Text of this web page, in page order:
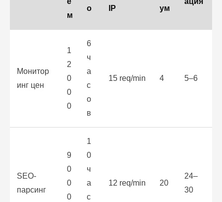
м
о IP ум
Монитор
инг цен
1
2
0
0
0
6
ч
а
с
о
в
15 req/min 4 5–6
SEO-
парсинг
9
0
0
0
1
0
ч
а
с
12 req/min 20
24–
30